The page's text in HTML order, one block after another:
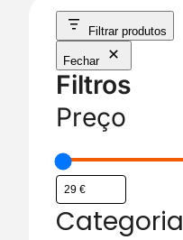
Filtrar produtos
Fechar
Filtros
Preço
Categoria